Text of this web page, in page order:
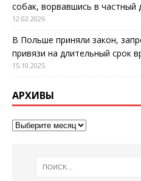
собак, ворвавшись в частный
12.02.2026
В Польше приняли закон,
привязи на длительный срок
15.10.2025
АРХИВЫ